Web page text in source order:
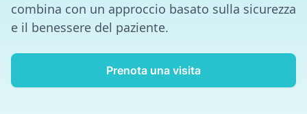
combina con un approccio basato sulla sicurezza
e il benessere del paziente.
Prenota una visita